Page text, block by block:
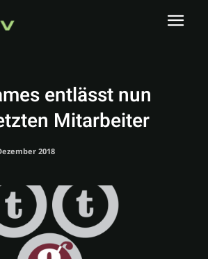
entlässt nun
Mitarbeiter
2018